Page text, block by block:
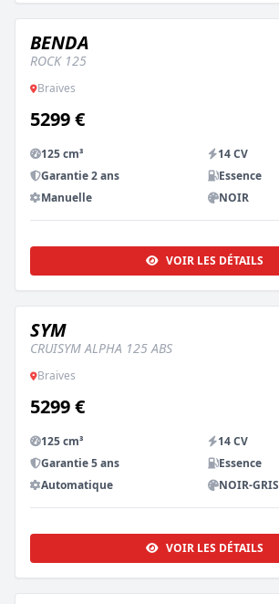
NEUF
BENDA
ROCK 125
Braives
5299 €
125 cm³
14 CV
Garantie 2 ans
Essence
Manuelle
NOIR
VOIR LES DÉTAILS
NEUF
SYM
CRUISYM ALPHA 125 ABS
Braives
5299 €
125 cm³
14 CV
Garantie 5 ans
Essence
Automatique
NOIR-GRIS
VOIR LES DÉTAILS